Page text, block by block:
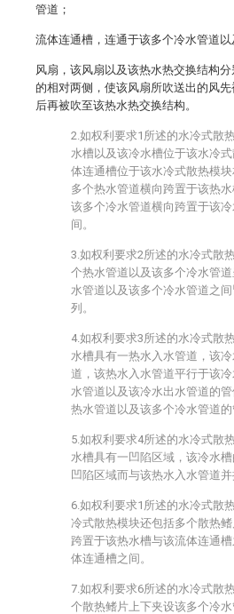
管道；
流体连通槽，连通于该多个冷水管道
风扇，该风扇以及该热水热交换结构
的相对两侧，使该风扇所吹送出的风
后再被吹至该热水热交换结构。
2.如权利要求1所述的水冷式散
水槽以及该冷水槽位于该水冷
体连通槽位于该水冷式散热模
多个热水管道横向跨置于该热
该多个冷水管道横向跨置于该
间。
3.如权利要求2所述的水冷式散
个热水管道以及该多个冷水管
水管道以及该多个冷水管道之
列。
4.如权利要求3所述的水冷式散
水槽具有一热水入水管道，该
道，该热水入水管道平行于该
水管道以及该冷水出水管道的
热水管道以及该多个冷水管道的
5.如权利要求4所述的水冷式散
水槽具有一凹陷区域，该冷水
凹陷区域而与该热水入水管道并
6.如权利要求1所述的水冷式散
冷式散热模块还包括多个散热
跨置于该热水槽与该流体连通
体连通槽之间。
7.如权利要求6所述的水冷式散
个散热鳍片上下夹设该多个冷